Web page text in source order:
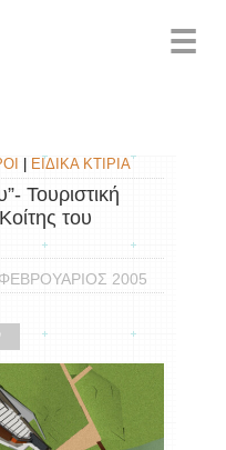
☰
ΕΙΔΙΚΑ ΚΤΙΡΙΑ
Τουριστική
του
ΦΕΒΡΟΥΑΡΙΟΣ 2005